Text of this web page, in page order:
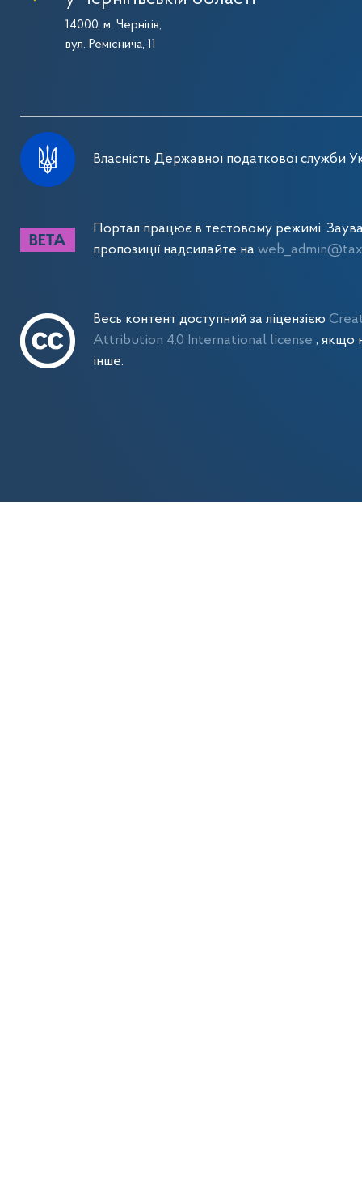
14000, м. Чернігів,
вул. Реміснича, 11
Власність Державної податкової служби
Портал працює в тестовому режимі.
пропозиції надсилайте на
Весь контент доступний за ліцензією
Attribution 4.0 International license , якщо
інше.